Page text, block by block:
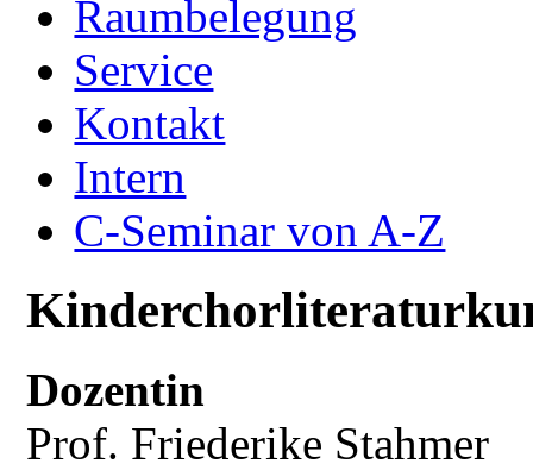
Raumbelegung
Service
Kontakt
Intern
C-Seminar von A-Z
Dozentin
Prof. Friederike Stahmer